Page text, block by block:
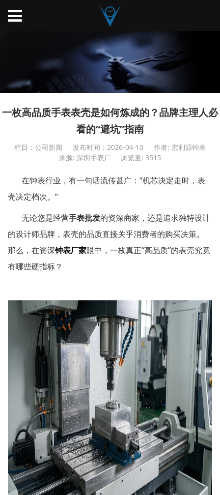
一枚高品质手表表壳是如何炼成的？品牌主理人必
看的“避坑”指南
栏目：公司新闻 发布时间：2026-04-10
作者: 宏利源钟表
来源: 深圳手表厂
浏览量: 3515
在钟表行业，有一句话流传甚广：“机芯决定走时，表
壳决定档次。”
无论您是经营手表批发的资深商家，还是追求独特设计
的设计师品牌，表壳的品质直接关乎消费者的购买决策。
那么，在资深钟表厂家眼中，一枚真正“高品质”的表壳究竟
有哪些硬指标？